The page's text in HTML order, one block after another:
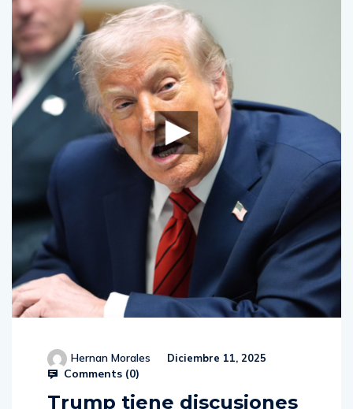
Hernan Morales Diciembre 11, 2025
Comments (0)
Trump tiene discusiones